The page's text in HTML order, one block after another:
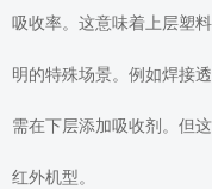
吸收率。这意味着上层塑
明的特殊场景。例如焊接
需在下层添加吸收剂。但
红外机型。